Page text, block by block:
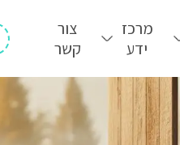
מרכז
ידע
צור
קשר